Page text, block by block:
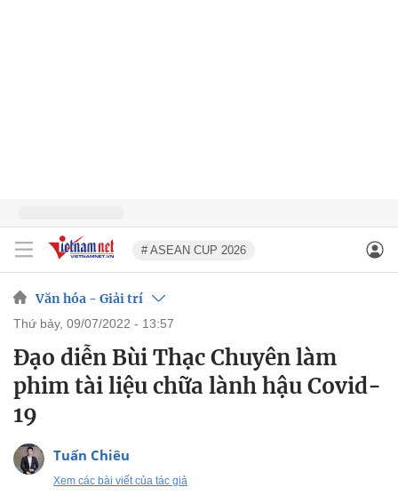
# ASEAN CUP 2026
Văn hóa - Giải trí
thứ bảy, 09/07/2022 - 13:57
Đạo diễn Bùi Thạc Chuyên làm
phim tài liệu chữa lành hậu Covid-
19
Tuấn Chiêu
Xem các bài viết của tác giả